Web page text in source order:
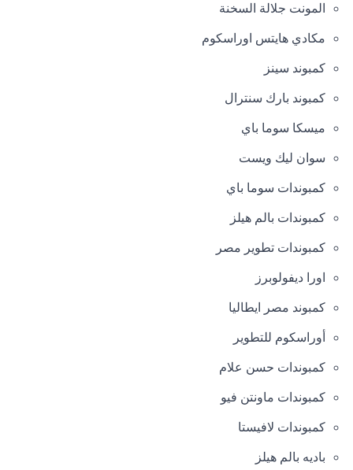
المونت جلالة السخنة
مكادي هايتس اوراسكوم
كمبوند سينز
كمبوند بارك سنترال
ميسكا سوما باي
سوان ليك ويست
كمبوندات سوما باي
كمبوندات بالم هيلز
كمبوندات تطوير مصر
اورا ديفولوبرز
كمبوند مصر ايطاليا
أوراسكوم للتطوير
كمبوندات حسن علام
كمبوندات ماونتن فيو
كمبوندات لافيستا
باديه بالم هيلز